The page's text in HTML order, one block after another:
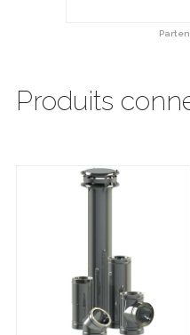
Produits